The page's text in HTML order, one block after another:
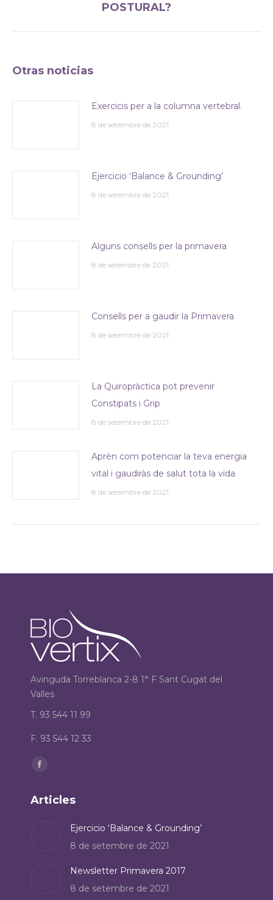
POSTURAL?
Otras noticias
Exercicis per a la columna vertebral.
8 de setembre de 2021
Ejercicio ‘Balance & Grounding’
8 de setembre de 2021
Alguns consells per la primavera
8 de setembre de 2021
Consells per a gaudir la Primavera
8 de setembre de 2021
La Quiropràctica pot prevenir
Constipats i Grip
8 de setembre de 2021
Aprèn com potenciar la teva energia
vital i gaudiràs de salut tota la vida
8 de setembre de 2021
Avinguda Torreblanca 2-8 1° F Sant Cugat del
Valles
T. 93 544 11 99
F. 93 544 12 33
Find us on:
opens
window
Articles
Ejercicio ‘Balance & Grounding’
8 de setembre de 2021
Newsletter Primavera 2017
8 de setembre de 2021